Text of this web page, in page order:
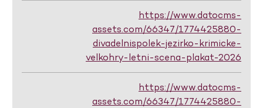
https://www.datocms-
assets.com/66347/1774425880-
divadelnispolek-jezirko-krimicke-
velkohry-letni-scena-plakat-2026
https://www.datocms-
assets.com/66347/1774425880-